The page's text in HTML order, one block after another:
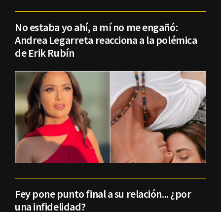
No estaba yo ahí, a mí no me engañó:
Andrea Legarreta reacciona a la polémica
de Erik Rubín
Fey pone punto final a su relación... ¿por
una infidelidad?